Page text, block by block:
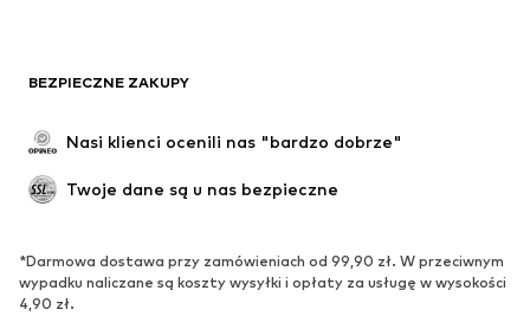
BEZPIECZNE ZAKUPY
Nasi klienci ocenili nas "bardzo dobrze"
Twoje dane są u nas bezpieczne
*Darmowa dostawa przy zamówieniach od 99,90 zł. W przeciwnym
wypadku naliczane są koszty wysyłki i opłaty za usługę w wysokości
4,90 zł.